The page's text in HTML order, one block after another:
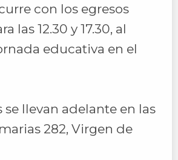
con los egresos
las 12.30 y 17.30, al
educativa en el
se llevan adelante en las
282, Virgen de